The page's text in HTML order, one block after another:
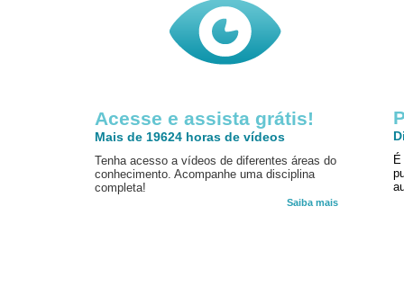
Acesse e assista grátis!
Mais de 19624 horas de vídeos
Tenha acesso a vídeos de diferentes áreas do
conhecimento. Acompanhe uma disciplina
completa!
Saiba mais